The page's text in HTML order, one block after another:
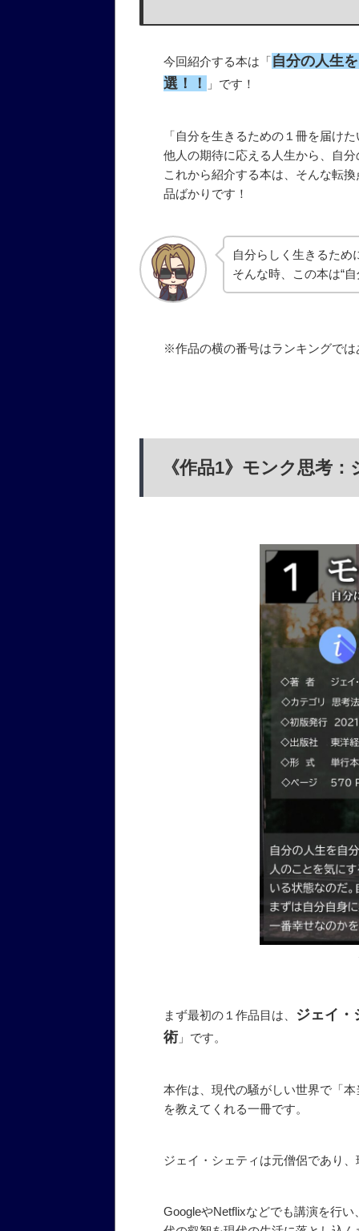
今回紹介する本は「自分の人生
選！！
」です！
「自分を生きるための１冊を届け
他人の期待に応える人生から、自
これから紹介する本は、そんな転
品ばかりです！
自分らしく生きるため
そんな時、この本は“
※作品の横の番号はランキングでは
《作品1》モンク思考
まず最初の１作品目は、
ジェイ・
術」です。
本作は、現代の騒がしい世界で「
を教えてくれる一冊です。
ジェイ・シェティは元僧侶であり
GoogleやNetflixなどでも講演を行